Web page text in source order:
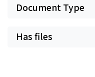
Document Type
Has files